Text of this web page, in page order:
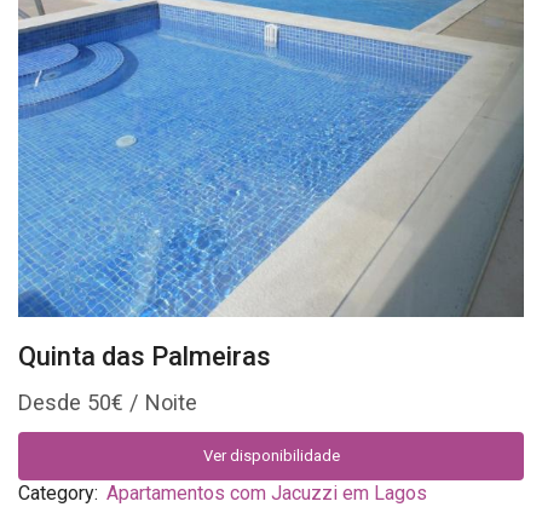
Quinta das Palmeiras
50€
Ver disponibilidade
Category: Apartamentos com Jacuzzi em Lagos